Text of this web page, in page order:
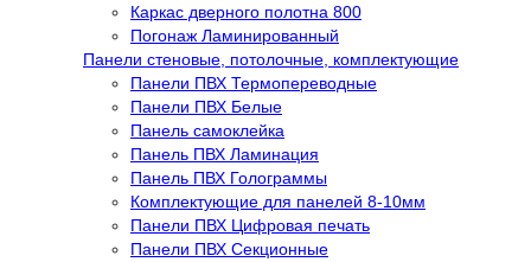
Каркас дверного полотна 800
Погонаж Ламинированный
Панели стеновые, потолочные, комплектующие
Панели ПВХ Термопереводные
Панели ПВХ Белые
Панель самоклейка
Панель ПВХ Ламинация
Панель ПВХ Голограммы
Комплектующие для панелей 8-10мм
Панели ПВХ Цифровая печать
Панели ПВХ Секционные